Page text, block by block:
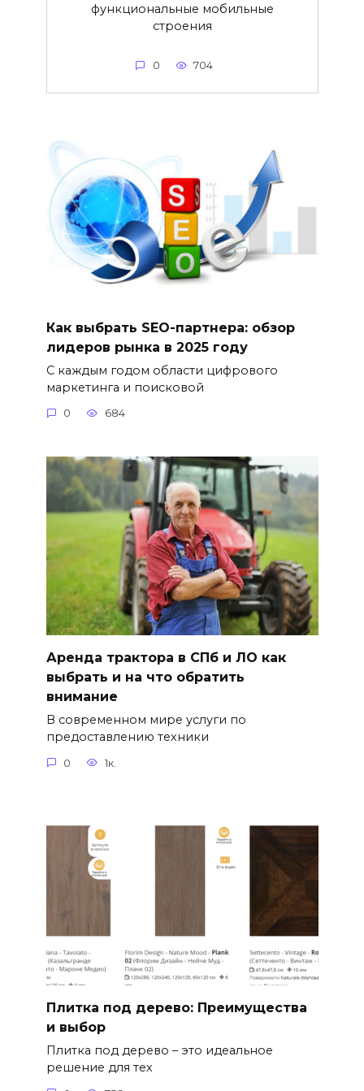
функциональные мобильные
строения
0 704
Как выбрать SEO-партнера: обзор
лидеров рынка в 2025 году
С каждым годом области цифрового
маркетинга и поисковой
0 684
Аренда трактора в СПб и ЛО как
выбрать и на что обратить
внимание
В современном мире услуги по
предоставлению техники
0 1к.
Плитка под дерево: Преимущества
и выбор
Плитка под дерево – это идеальное
решение для тех